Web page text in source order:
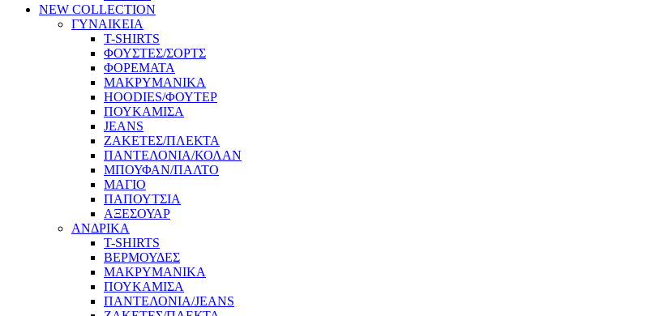
NEW COLLECTION
ΓΥΝΑΙΚΕΙΑ
T-SHIRTS
ΦΟΥΣΤΕΣ/ΣΟΡΤΣ
ΦΟΡΕΜΑΤΑ
ΜΑΚΡΥΜΑΝΙΚΑ
HOODIES/ΦΟΥΤΕΡ
ΠΟΥΚΑΜΙΣΑ
JEANS
ΖΑΚΕΤΕΣ/ΠΛΕΚΤΑ
ΠΑΝΤΕΛΟΝΙΑ/ΚΟΛΑΝ
ΜΠΟΥΦΑΝ/ΠΑΛΤΟ
ΜΑΓΙΟ
ΠΑΠΟΥΤΣΙΑ
ΑΞΕΣΟΥΑΡ
ΑΝΔΡΙΚΑ
T-SHIRTS
ΒΕΡΜΟΥΔΕΣ
ΜΑΚΡΥΜΑΝΙΚΑ
ΠΟΥΚΑΜΙΣΑ
ΠΑΝΤΕΛΟΝΙΑ/JEANS